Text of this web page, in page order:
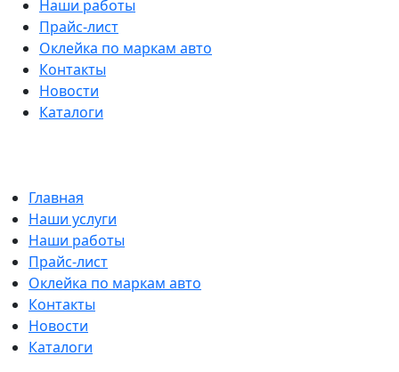
Наши работы
Прайс-лист
Оклейка по маркам авто
Контакты
Новости
Каталоги
Главная
Наши услуги
Наши работы
Прайс-лист
Оклейка по маркам авто
Контакты
Новости
Каталоги